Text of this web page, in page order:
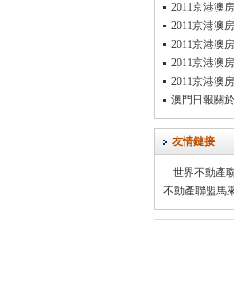
2011京港澳
2011京港澳
2011京港澳
2011京港澳
2011京港澳
澳門日報關
友情鏈接
世界不動產
不動產聯盟馬